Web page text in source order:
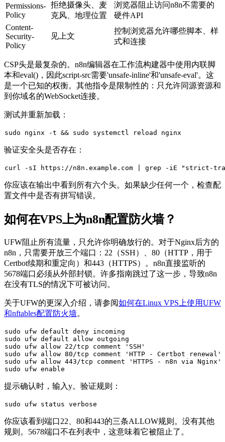
Permissions-
Policy
拒绝摄像头、麦
克风、地理位置
浏览器阻止访问n8n不需要的
硬件API
Content-
Security-
Policy
见上文
控制浏览器允许哪些脚本、样
式和连接
CSP头是最复杂的。n8n编辑器在工作流构建器中使用内联脚
本和eval() ，因此script-src需要'unsafe-inline'和'unsafe-eval'。这
是一个已知的权衡。其他指令是限制性的：只允许同源资源和
到你域名的WebSocket连接。
测试并重新加载：
sudo nginx -t && sudo
验证安全头是否存在：
curl -sI https://n8n.example.com | grep -iE "strict-
你应该在输出中看到所有六个头。如果缺少任何一个，检查配
置文件中是否有拼写错误。
如何在VPS上为n8n配置防火墙？
UFW阻止所有流量，只允许你明确放行的。对于Nginx后方的
n8n，只需要开放三个端口：22（SSH）、80（HTTP，用于
Certbot续期和重定向）和443（HTTPS）。n8n直接监听的
5678端口必须从外部封锁。许多指南跳过了这一步，导致n8n
在没有TLS的情况下可被访问。
关于UFW的更深入介绍，请参阅如何在Linux VPS上使用UFW
和nftables配置防火墙。
sudo
sudo
sudo ufw allow 22/tcp comment
'SSH'
sudo ufw allow 80/tcp comment
'HTTP - Certbot renewal'
sudo ufw allow 443/tcp comment
'HTTPS - n8n via Nginx'
sudo ufw enable
提示确认时，输入y。验证规则：
sudo
你应该看到端口22、80和443的三条ALLOW规则。没有其他
规则。5678端口不在列表中，这意味着它被阻止了。